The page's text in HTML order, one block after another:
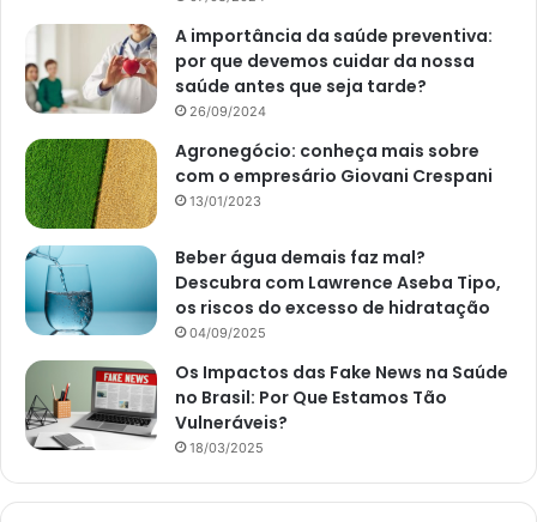
A importância da saúde preventiva:
por que devemos cuidar da nossa
saúde antes que seja tarde?
26/09/2024
Agronegócio: conheça mais sobre
com o empresário Giovani Crespani
13/01/2023
Beber água demais faz mal?
Descubra com Lawrence Aseba Tipo,
os riscos do excesso de hidratação
04/09/2025
Os Impactos das Fake News na Saúde
no Brasil: Por Que Estamos Tão
Vulneráveis?
18/03/2025